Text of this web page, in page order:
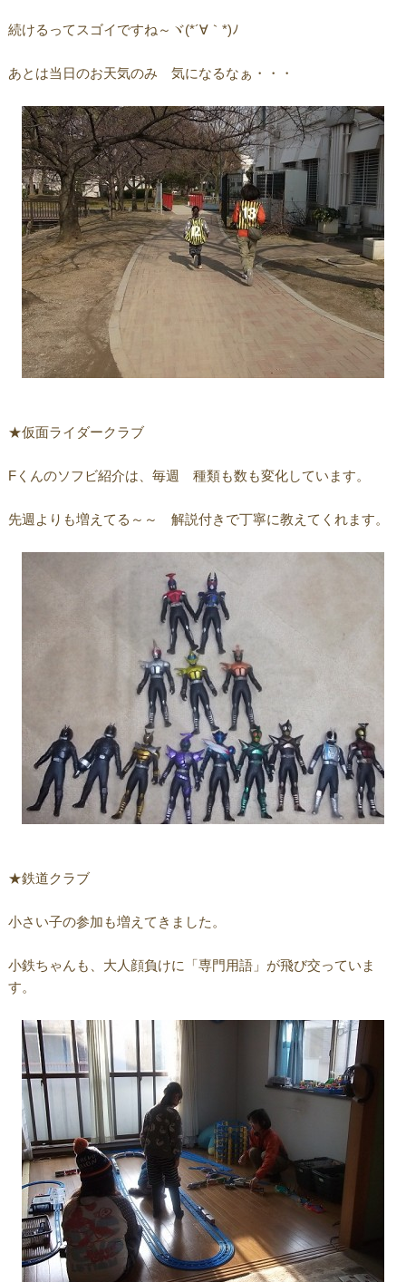
続けるってスゴイですね～ヾ(*´∀｀*)ﾉ
あとは当日のお天気のみ 気になるなぁ・・・
★仮面ライダークラブ
Fくんのソフビ紹介は、毎週 種類も数も変化しています。
先週よりも増えてる～～ 解説付きで丁寧に教えてくれます。
★鉄道クラブ
小さい子の参加も増えてきました。
小鉄ちゃんも、大人顔負けに「専門用語」が飛び交っていま
す。